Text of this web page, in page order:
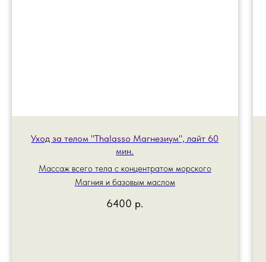
Уход за телом "Thalasso Магнезиум", лайт 60
мин.
Массаж всего тела с концентратом морского
Магния и базовым маслом
6400 р.